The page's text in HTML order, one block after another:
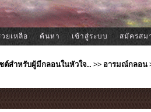
ยเหลือ ค้นหา เข้าสู่ระบบ สมัครสม
ต์สำหรับผู้มีกลอนในหัวใจ.. >> อารมณ์กลอน